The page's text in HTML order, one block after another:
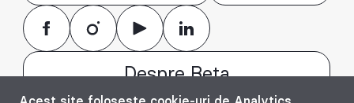
Despre Beta